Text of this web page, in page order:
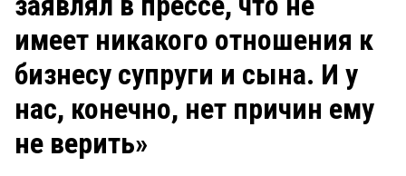
СТИЛЬ ЖИЗНИ
имеет никакого отношения к
бизнесу супруги и сына. И у
нас, конечно, нет причин ему
не верить»